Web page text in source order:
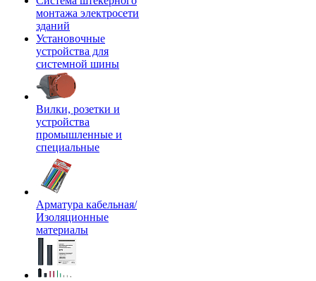
монтажа электросети
зданий
Установочные
устройства для
системной шины
Вилки, розетки и
устройства
промышленные и
специальные
Арматура кабельная/
Изоляционные
материалы